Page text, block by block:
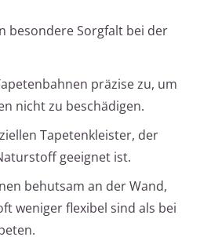
besondere Sorgfalt bei der
präzise zu, um
nicht zu beschädigen.
Tapetenkleister, der
geeignet ist.
behutsam an der Wand,
weniger flexibel sind als bei